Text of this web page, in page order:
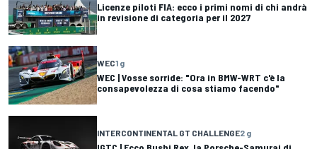
Licenze piloti FIA: ecco i primi nomi di chi andrà
in revisione di categoria per il 2027
WEC1 g
WEC | Vosse sorride: "Ora in BMW-WRT c'è la
consapevolezza di cosa stiamo facendo"
INTERCONTINENTAL GT CHALLENGE2 g